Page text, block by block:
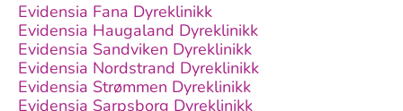
Evidensia Fana Dyreklinikk
Evidensia Haugaland Dyreklinikk
Evidensia Sandviken Dyreklinikk
Evidensia Nordstrand Dyreklinikk
Evidensia Strømmen Dyreklinikk
Evidensia Sarpsborg Dyreklinikk